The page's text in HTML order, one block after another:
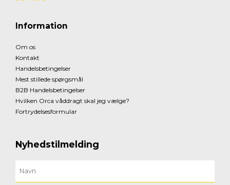
Information
Om os
Kontakt
Handelsbetingelser
Mest stillede spørgsmål
B2B Handelsbetingelser
Hvilken Orca våddragt skal jeg vælge?
Fortrydelsesformular
Nyhedstilmelding